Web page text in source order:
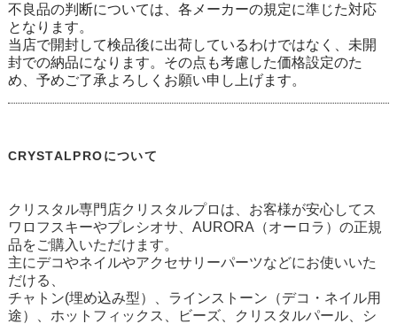
不良品の判断については、各メーカーの規定に準じた対応
となります。
当店で開封して検品後に出荷しているわけではなく、未開
封での納品になります。その点も考慮した価格設定のた
め、予めご了承よろしくお願い申し上げます。
CRYSTALPROについて
クリスタル専門店クリスタルプロは、お客様が安心してス
ワロフスキーやプレシオサ、AURORA（オーロラ）の正規
品をご購入いただけます。
主にデコやネイルやアクセサリーパーツなどにお使いいた
だける、
チャトン(埋め込み型）、ラインストーン（デコ・ネイル用
途）、ホットフィックス、ビーズ、クリスタルパール、シ